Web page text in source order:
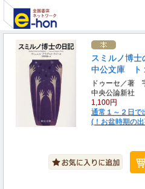
スミルノ博士
中公文庫 ト
ドゥーセ／著
中央公論新社
1,100円
通常１～２日で
(！お盆時期の